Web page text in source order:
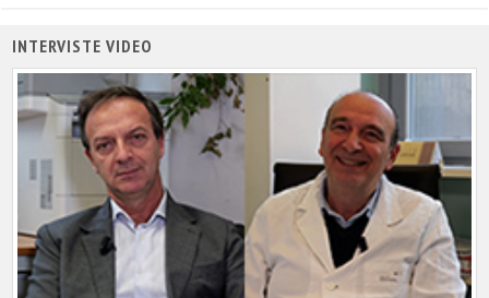
INTERVISTE VIDEO